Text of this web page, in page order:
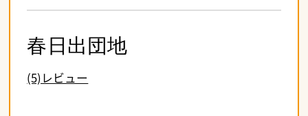
春日出団地
(5)レビュー